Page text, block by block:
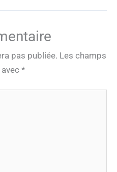
pas publiée. Les champs
*